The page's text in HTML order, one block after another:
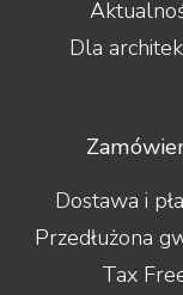
Dla
Dostawa i
Przedłużona
Tax